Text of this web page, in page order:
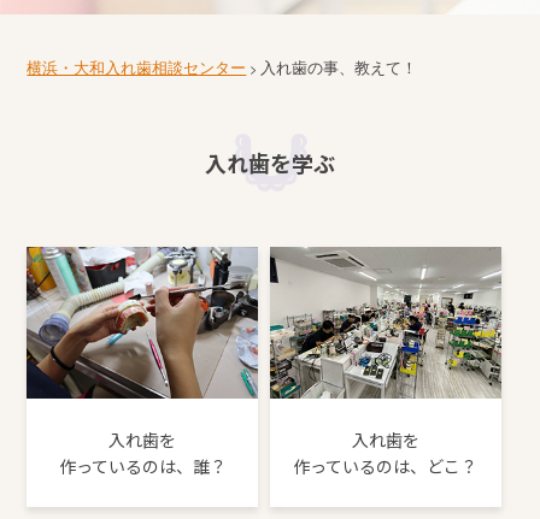
横浜・大和入れ歯相談センター > 入れ歯の事、教えて！
入れ歯を学ぶ
入れ歯を
作っているのは、誰？
入れ歯を
作っているのは、どこ？